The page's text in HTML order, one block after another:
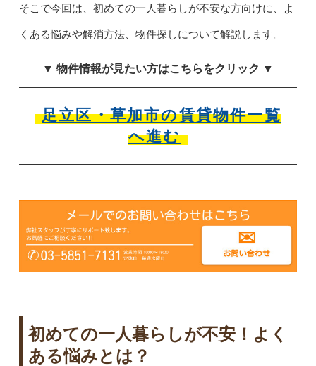
そこで今回は、初めての一人暮らしが不安な方向けに、よ
くある悩みや解消方法、物件探しについて解説します。
▼ 物件情報が見たい方はこちらをクリック ▼
足立区・草加市の賃貸物件一覧
へ進む
初めての一人暮らしが不安！よく
ある悩みとは？